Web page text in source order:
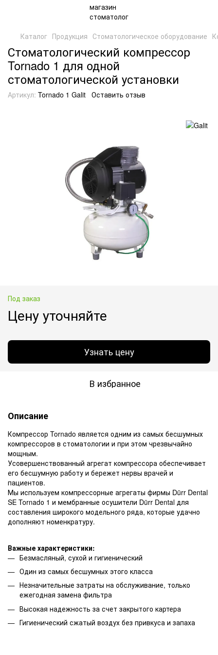
Каталог Продукция Стоматологическое оборудование
Стоматологический компрессор
Tornado 1 для одной
стоматологической установки
Артикул: Tornado 1 Galit Оставить отзыв
Под заказ
Цену уточняйте
Узнать цену
В избранное
Описание
Компрессор Tornado является одним из самых бесшумных
компрессоров в стоматологии и при этом чрезвычайно
мощным.
Усовершенствованный агрегат компрессора обеспечивает
его бесшумную работу и бережет нервы врачей и
пациентов.
Мы используем компрессорные агрегаты фирмы Dürr Dental
SE Tornadо 1 и мембранные осушители Dürr Dental для
составления широкого модельного ряда, которые удачно
дополняют номенкратуру.
Важные характеристики:
Безмасляный, сухой и гигиенический
Один из самых бесшумных этого класса
Незначительные затраты на обслуживание, только
ежегодная замена фильтра
Высокая надежность за счет закрытого картера
Гигиенический сжатый воздух без привкуса и запаха